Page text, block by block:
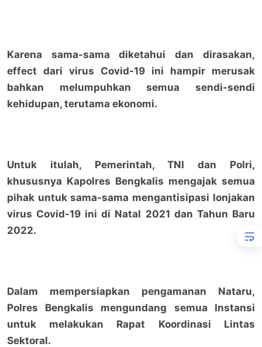
Karena sama-sama diketahui dan dirasakan,
effect dari virus Covid-19 ini hampir merusak
bahkan melumpuhkan semua sendi-sendi
kehidupan, terutama ekonomi.
Untuk itulah, Pemerintah, TNI dan Polri,
khususnya Kapolres Bengkalis mengajak semua
pihak untuk sama-sama mengantisipasi lonjakan
virus Covid-19 ini di Natal 2021 dan Tahun Baru
2022.
Dalam mempersiapkan pengamanan Nataru,
Polres Bengkalis mengundang semua Instansi
untuk melakukan Rapat Koordinasi Lintas
Sektoral.